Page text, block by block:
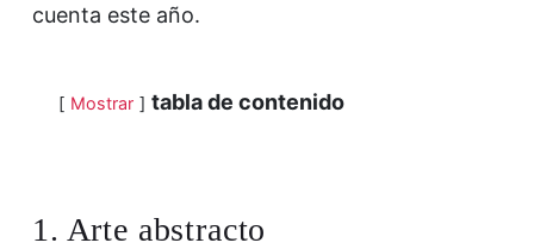
cuenta este año.
Mostrar tabla de contenido
1. Arte abstracto